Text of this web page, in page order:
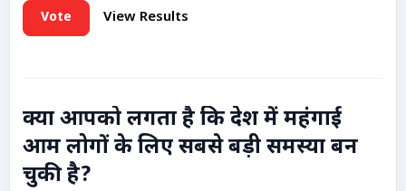
Vote View Results
क्या आपको लगता है कि देश में महंगाई
आम लोगों के लिए सबसे बड़ी समस्या बन
चुकी है?